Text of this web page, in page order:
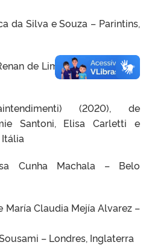
da Silva e Souza – Parintins,
de Lima Turci – Curitiba,
(2020), de
Santoni, Elisa Carletti e
Itália
Cunha Machala – Belo
María Claudia Mejía Alvarez –
– Londres, Inglaterra